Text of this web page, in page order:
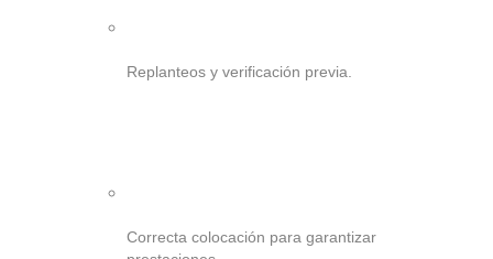
Replanteos y verificación previa.
Correcta colocación para garantizar